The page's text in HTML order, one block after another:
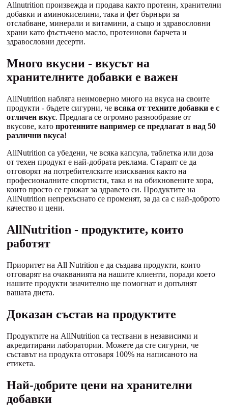
Allnutrition произвежда и продава както протеин, хранителни
добавки и аминокиселини, така и фет бърнъри за
отслабване, минерали и витамини, а също и здравословни
храни като фъстъчено масло, протеинови барчета и
здравословни десерти.
Много вкусни - вкусът на
хранителните добавки е важен
AllNutrition набляга неимоверно много на вкуса на своите
продукти - бъдете сигурни, че всяка от техните добавки е с
отличен вкус. Предлага се огромно разнообразие от
вкусове, като протеините например се предлагат в над 50
различни вкуса!
AllNutrition са убедени, че всяка капсула, таблетка или доза
от техен продукт е най-добрата реклама. Стараят се да
отговорят на потребителските изисквания както на
професионалните спортисти, така и на обикновените хора,
които просто се грижат за здравето си. Продуктите на
AllNutrition непрекъснато се променят, за да са с най-доброто
качество и цени.
AllNutrition - продуктите, които
работят
Приоритет на All Nutrition е да създава продукти, които
отговарят на очакванията на нашите клиенти, поради което
нашите продукти значително ще помогнат и допълнят
вашата диета.
Доказан състав на продуктите
Продуктите на AllNutrition са тествани в независими и
акредитирани лаборатории. Можете да сте сигурни, че
съставът на продукта отговаря 100% на написаното на
етикета.
Най-добрите цени на хранителни
добавки